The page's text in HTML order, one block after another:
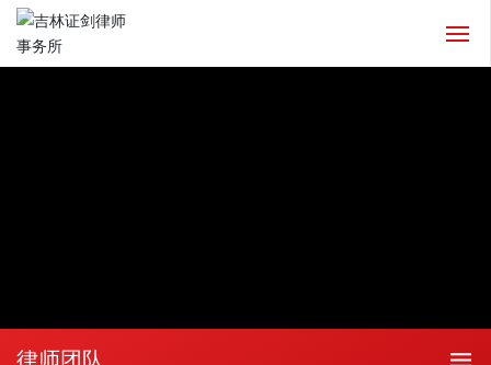
成功案例
律师团队